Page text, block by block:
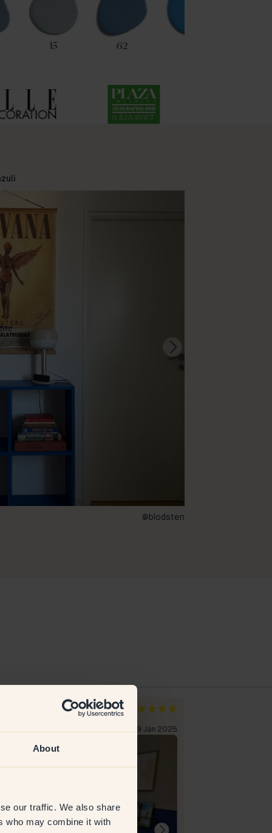
About
our traffic. We also share
who may combine it with
15 62
@blodsten
29 Jan 2025